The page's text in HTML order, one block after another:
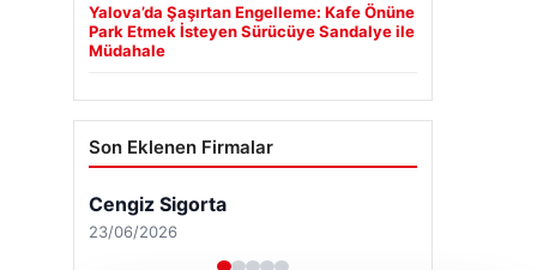
Yalova’da Şaşırtan Engelleme: Kafe Önüne
Park Etmek İsteyen Sürücüye Sandalye ile
Müdahale
Son Eklenen Firmalar
Cengiz Sigorta
23/06/2026